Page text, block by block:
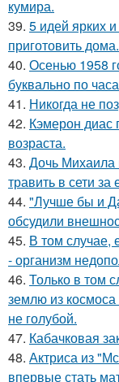
кумира.
39. 5 идей ярких
приготовить дома.
40. Осенью 1958
буквально по
41. Никогда не
42. Кэмерон диас
возраста.
43. Дочь Михаила
травить в сети
44. "Лучше бы и
обсудили
45. В том случае,
- организм
46. Только в том
землю из
не голубой.
47. Кабачковая
48. Актриса из
впервые стать